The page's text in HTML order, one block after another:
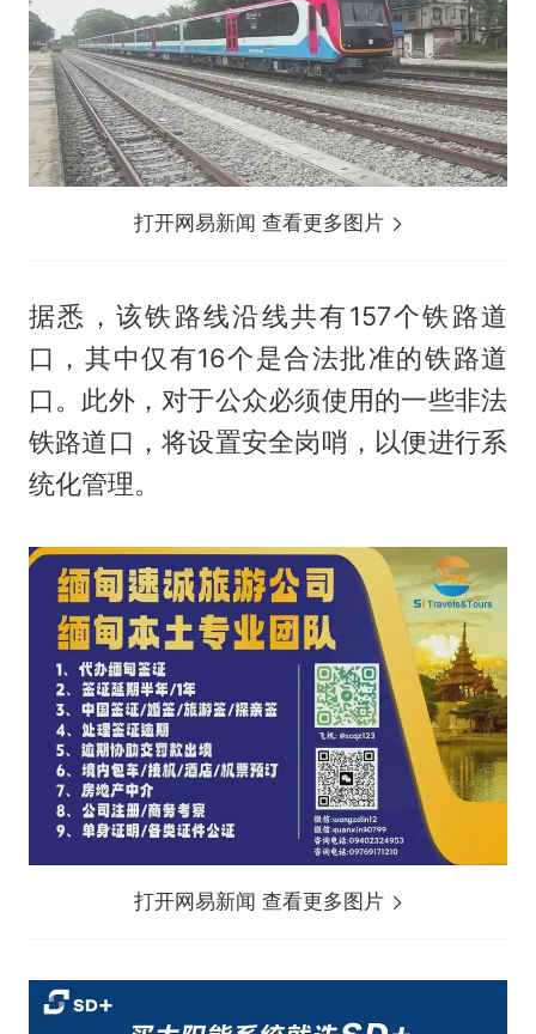
打开网易新闻 查看更多图片
据悉，该铁路线沿线共有157个铁路道
口，其中仅有16个是合法批准的铁路道
口。此外，对于公众必须使用的一些非法
铁路道口，将设置安全岗哨，以便进行系
统化管理。
打开网易新闻 查看更多图片